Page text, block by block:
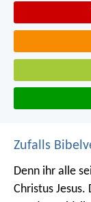
Zufalls
Denn ihr alle
Christus